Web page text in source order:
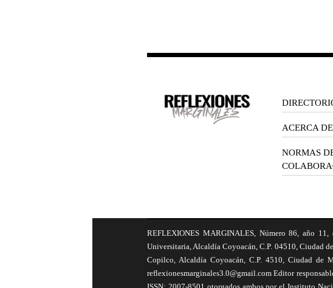
ACERCA
NORMAS
REFLEXIONES MARGINALES, Número 86, año
Universitaria, Alcaldía Coyoacán, C.P. 04510, Ciudad
Copilco, Alcaldía Coyoacán, C.P. 4510, Ciudad de
reflexionesmarginales3.0@gmail.com Editor